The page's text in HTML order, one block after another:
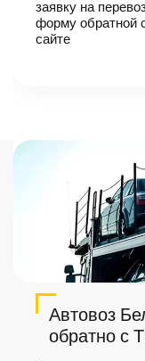
вами,
согласует
детали
автоперевозки,
заявку на
форму обратной
сайте
Автовоз
обратно с